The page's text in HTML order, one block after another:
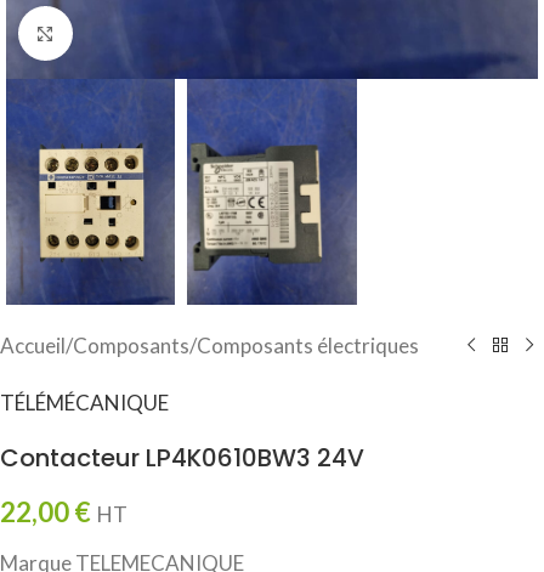
Click to enlarge
Accueil/Composants/Composants électriques
TÉLÉMÉCANIQUE
Contacteur LP4K0610BW3 24V
22,00€ HT
Marque TELEMECANIQUE